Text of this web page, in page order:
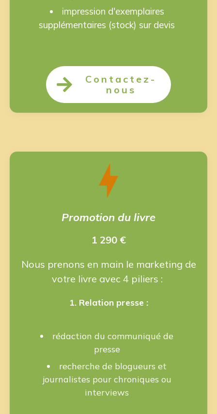
impression d'exemplaires
supplémentaires (stock) sur devis
Contactez-
nous
Promotion du livre
1 290 €
Nous prenons en main le marketing de
votre livre avec 4 piliers :
1. Relation presse :
rédaction du communiqué de
presse
recherche de blogueurs et
journalistes pour chroniques ou
interviews